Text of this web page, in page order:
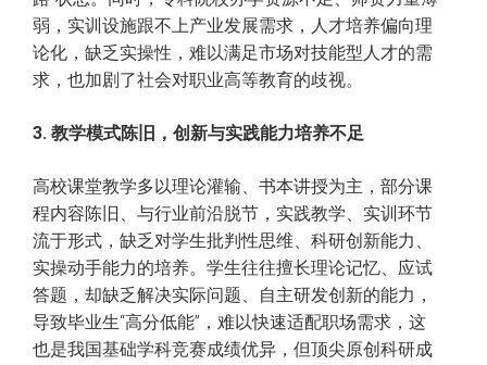
弱，实训设施跟不上产业发展需求，人才培养偏向理
论化，缺乏实操性，难以满足市场对技能型人才的需
求，也加剧了社会对职业高等教育的歧视。
3. 教学模式陈旧，创新与实践能力培养不足
高校课堂教学多以理论灌输、书本讲授为主，部分课
程内容陈旧、与行业前沿脱节，实践教学、实训环节
流于形式，缺乏对学生批判性思维、科研创新能力、
实操动手能力的培养。学生往往擅长理论记忆、应试
答题，却缺乏解决实际问题、自主研发创新的能力，
导致毕业生“高分低能”，难以快速适配职场需求，这
也是我国基础学科竞赛成绩优异，但顶尖原创科研成